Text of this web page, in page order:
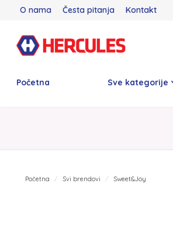
O nama Česta pitanja Kontakt
Početna Sve kategorije
Početna Svi brendovi Sweet&Joy